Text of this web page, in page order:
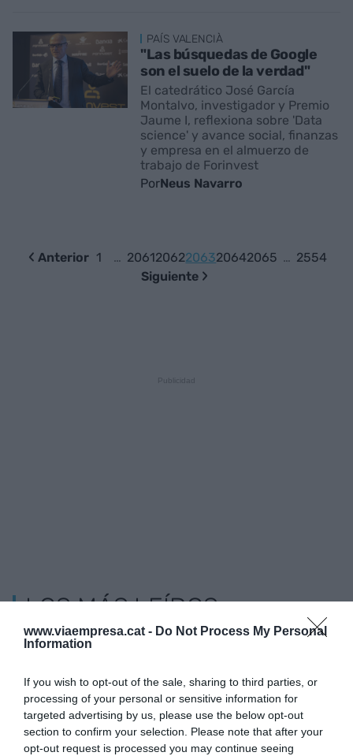
www.viaempresa.cat - Do Not Process My Personal
Information
If you wish to opt-out of the sale, sharing to third parties, or
processing of your personal or sensitive information for
targeted advertising by us, please use the below opt-out
section to confirm your selection. Please note that after your
opt-out request is processed you may continue seeing
PAÍS VALENCIÀ
"Las búsquedas de Google
son el suelo de la verdad"
El catedrático José García
Montalvo, investigador y Premio
Jaume I, reflexiona sobre 'Data
science' y avance social, finanzas
y empresa en el almuerzo de
trabajo de Forinvest
PorNeus Navarro
Anterior 1 … 20612062206320642065 … 2554
Siguiente
LOS MÁS LEÍDOS